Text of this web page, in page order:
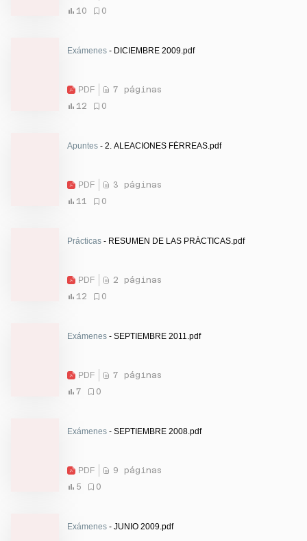
10
0
Exámenes - DICIEMBRE 2009.pdf
PDF
7 páginas
12
0
Apuntes - 2. ALEACIONES FÉRREAS.pdf
PDF
3 páginas
11
0
Prácticas - RESUMEN DE LAS PRÁCTICAS.pdf
PDF
2 páginas
12
0
Exámenes - SEPTIEMBRE 2011.pdf
PDF
7 páginas
7
0
Exámenes - SEPTIEMBRE 2008.pdf
PDF
9 páginas
5
0
Exámenes - JUNIO 2009.pdf